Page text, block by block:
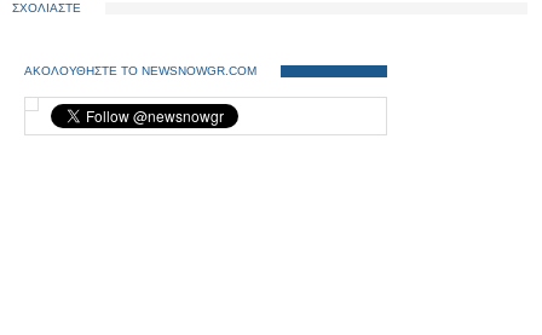
ΣΧΟΛΙΑΣΤΕ
ΑΚΟΛΟΥΘΗΣΤΕ ΤΟ NEWSNOWGR.COM